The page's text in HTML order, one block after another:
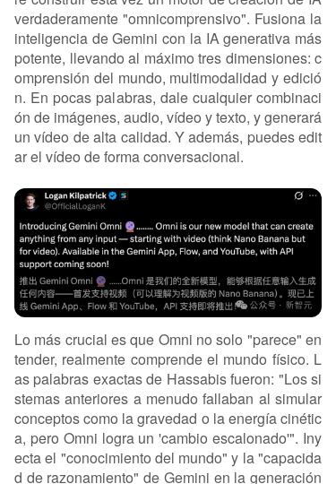
verdaderamente "omnicomprensivo". Fusiona la
inteligencia de Gemini con la IA generativa más
potente, llevando al máximo tres dimensiones: c
omprensión del mundo, multimodalidad y edició
n. En pocas palabras, dale cualquier combinaci
ón de imágenes, audio, vídeo y texto, y generará
un vídeo de alta calidad. Y además, puedes edit
ar el vídeo de forma conversacional.
Lo más crucial es que Omni no solo "parece" en
tender, realmente comprende el mundo físico. L
as palabras exactas de Hassabis fueron: "Los si
stemas anteriores a menudo fallaban al simular
conceptos como la gravedad o la energía cinétic
a, pero Omni logra un 'cambio escalonado'". Iny
ecta el "conocimiento del mundo" y la "capacida
d de razonamiento" de Gemini en la generación